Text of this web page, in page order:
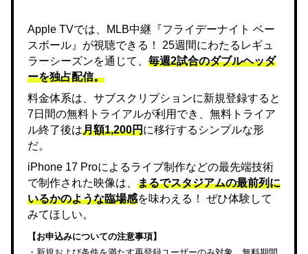
Apple TVでは、MLB中継『フライデーナイト ベー
スボール』が視聴できる！ 25週間にわたるレギュ
ラーシーズンを通じて、 毎週2試合のダブルヘッダ
ーを独占配信。
料金体系は、サブスクリプションに新規登録すると
7日間の無料トライアルが利用でき、無料トライア
ル終了後は月額1,200円に移行するシンプルな形
だ。
iPhone 17 Proによるライブ制作などの最先端技術
で制作された映像は、 まるでスタジアムの最前列に
いるかのような臨場感を味わえる！ ぜひ体験して
みてほしい。
【お申込みについての注意事項】